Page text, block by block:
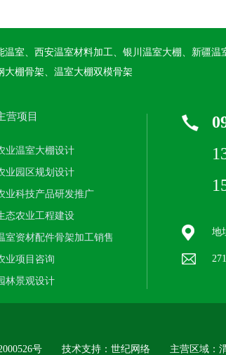
室、西安温室材料加工、银川温室大棚、新疆
棚骨架、温室大棚双模骨架
营项目
业温室大棚设计
业园区规划设计
业科技产品研发推广
态农业工程建设
室资材配件骨架加工销售
业项目咨询
林景观设计
地
号 技术支持： 世纪网络 主营区域：